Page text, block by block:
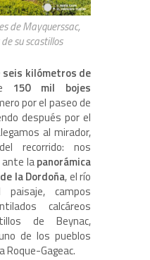
de Mayquerssac,
su scastillos
seis kilómetros de
150 mil bojes
por el paseo de
después por el
al mirador,
recorrido: nos
ante lapanorámica
la Dordoña, el río
paisaje, campos
calcáreos
de Beynac,
de los pueblos
Roque-Gageac.